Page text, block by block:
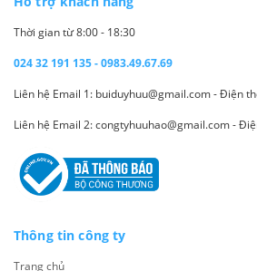
Thời gian từ 8:00 - 18:30
024 32 191 135 - 0983.49.67.69
Liên hệ Email 1: buiduyhuu@gmail.com - Điện
Liên hệ Email 2: congtyhuuhao@gmail.com -
Thông tin công ty
Trang chủ